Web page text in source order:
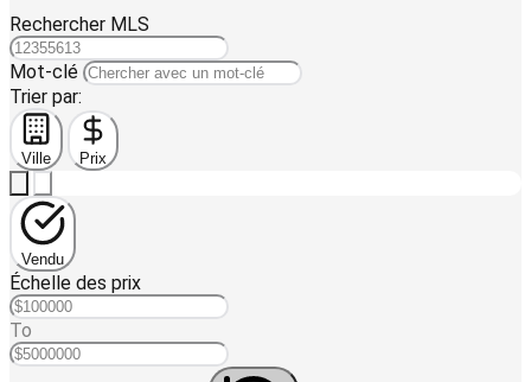
Rechercher MLS
Mot-clé
Trier par:
Ville Prix
Vendu
Échelle des prix
To